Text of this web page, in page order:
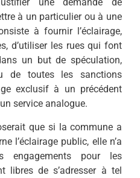
une demande de
à un particulier ou à une
à fournir l’éclairage,
d’utiliser les rues qui font
un but de spéculation,
de toutes les sanctions
exclusif à un précédent
service analogue.
que si la commune a
l’éclairage public, elle n’a
engagements pour les
libres de s’adresser à tel